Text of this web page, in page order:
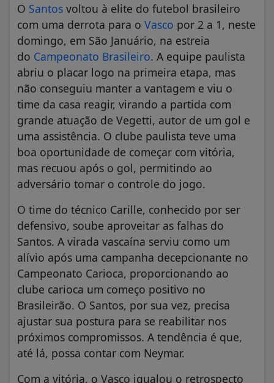
O Santos voltou à elite do futebol brasileiro
com uma derrota para o Vasco por 2 a 1, neste
domingo, em São Januário, na estreia
do Campeonato Brasileiro. A equipe paulista
abriu o placar logo na primeira etapa, mas
não conseguiu manter a vantagem e viu o
time da casa reagir, virando a partida com
grande atuação de Vegetti, autor de um gol e
uma assistência. O clube paulista teve uma
boa oportunidade de começar com vitória,
mas recuou após o gol, permitindo ao
adversário tomar o controle do jogo.
O time do técnico Carille, conhecido por ser
defensivo, soube aproveitar as falhas do
Santos. A virada vascaína serviu como um
alívio após uma campanha decepcionante no
Campeonato Carioca, proporcionando ao
clube carioca um começo positivo no
Brasileirão. O Santos, por sua vez, precisa
ajustar sua postura para se reabilitar nos
próximos compromissos. A tendência é que,
até lá, possa contar com Neymar.
Com a vitória, o Vasco igualou o retrospecto